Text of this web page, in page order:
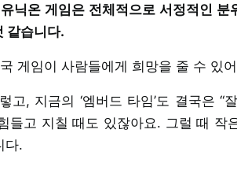
닉온 게임은 전체적으로 서정적인
같습니다.
게임이 사람들에게 희망을 줄 수 있
고, 지금의 ‘엠버드 타임’도 결국은
들고 지칠 때도 있잖아요. 그럴 때 작
다.